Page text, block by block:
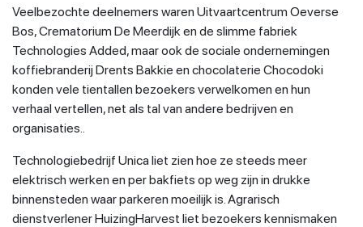
Veelbezochte deelnemers waren Uitvaartcentrum Oeverse
Bos, Crematorium De Meerdijk en de slimme fabriek
Technologies Added, maar ook de sociale ondernemingen
koffiebranderij Drents Bakkie en chocolaterie Chocodoki
konden vele tientallen bezoekers verwelkomen en hun
verhaal vertellen, net als tal van andere bedrijven en
organisaties..
Technologiebedrijf Unica liet zien hoe ze steeds meer
elektrisch werken en per bakfiets op weg zijn in drukke
binnensteden waar parkeren moeilijk is. Agrarisch
dienstverlener HuizingHarvest liet bezoekers kennismaken